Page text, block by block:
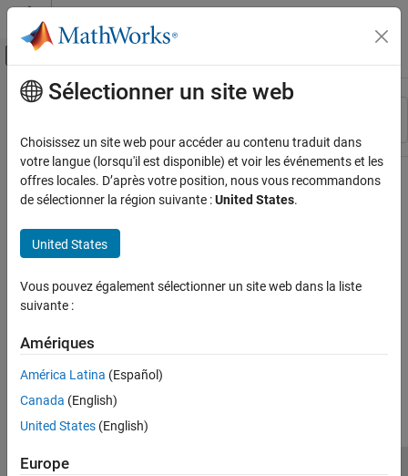
Passer au contenu
Activer/désactiver l'affichage du menu
Ressource
Contenu principal
Sélectionner un site web
Choisissez un site web pour accéder au contenu traduit dans
votre langue (lorsqu'il est disponible) et voir les événements et les
offres locales. D’après votre position, nous vous recommandons
de sélectionner la région suivante :United States.
United States
Vous pouvez également sélectionner un site web dans la liste
suivante :
Amériques
América Latina (Español)
Canada (English)
United States (English)
Europe